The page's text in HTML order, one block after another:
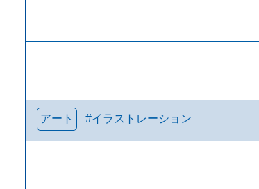
アート #イラストレーション